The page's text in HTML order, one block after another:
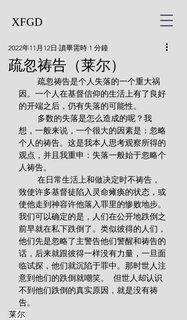
XFGD
疏忽祷告（莱尔）
2022年11月12日 讀畢需時 1 分鐘
因。一个人在基督信仰的生活上有了良好
的开端之后，仍有失落的可能性。
想，一般来说，一个很大的因素是：忽略
个人的祷告。这是我本人思考观察所得的
观点，并且我重申：失落一般始于忽略个
人祷告。
致使许多基督徒陷入灵命瘫痪的状态，或
使他走到神容许他落入罪里的惨败地步。
我们可以确定的是，人们在公开地跌倒之
前早就在私下跌倒了。类似彼得的人们，
他们先是忽略了主警告他们警醒和祷告的
话，后来就跟彼得一样没有力量，一旦面
临试探，他们就沉陷于罪中。那时世人注
意到他们的跌倒就嘲笑。  但世人却认识
不到他们跌倒的真实原因，就是没有祷
告。
莱尔